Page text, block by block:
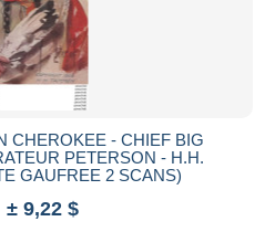
CHEROKEE - CHIEF BIG
PETERSON - H.H.
GAUFREE 2 SCANS)
± 9,22 $